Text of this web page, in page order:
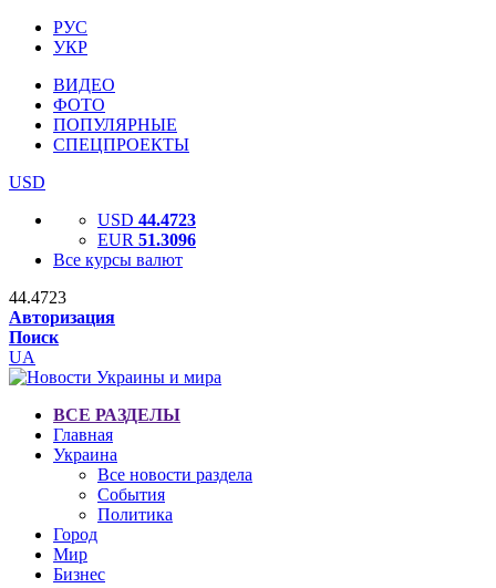
РУС
УКР
ВИДЕО
ФОТО
ПОПУЛЯРНЫЕ
СПЕЦПРОЕКТЫ
USD
USD 44.4723
EUR 51.3096
Все курсы валют
44.4723
Авторизация
Поиск
UA
ВСЕ РАЗДЕЛЫ
Главная
Украина
Все новости раздела
События
Политика
Город
Мир
Бизнес